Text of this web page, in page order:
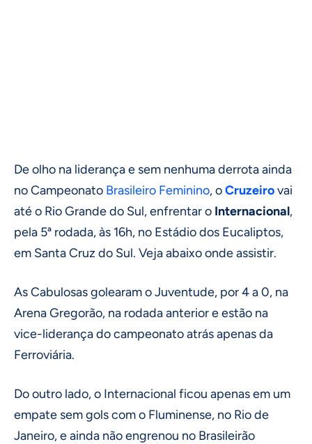
De olho na liderança e sem nenhuma derrota ainda
no Campeonato Brasileiro Feminino, oCruzeirovai
até o Rio Grande do Sul, enfrentar o Internacional,
pela 5ª rodada, às 16h, no Estádio dos Eucaliptos,
em Santa Cruz do Sul. Veja abaixo onde assistir.
As Cabulosas golearam o Juventude, por 4 a 0, na
Arena Gregorão, na rodada anterior e estão na
vice-liderança do campeonato atrás apenas da
Ferroviária.
Do outro lado, o Internacional ficou apenas em um
empate sem gols com o Fluminense, no Rio de
Janeiro, e ainda não engrenou no Brasileirão